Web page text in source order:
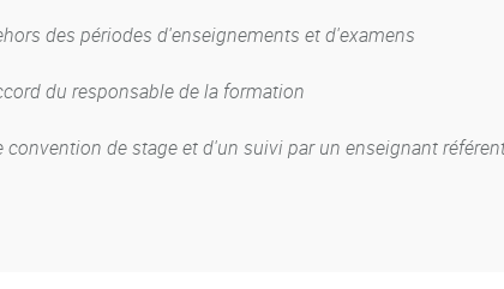
des périodes d'enseignements et d'examens
du responsable de la formation
convention de stage et d'un suivi par un enseignant